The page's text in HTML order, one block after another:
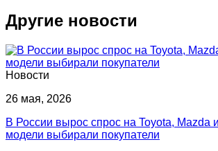
Другие новости
Новости
26 мая, 2026
В России вырос спрос на Toyota, Mazda
модели выбирали покупатели